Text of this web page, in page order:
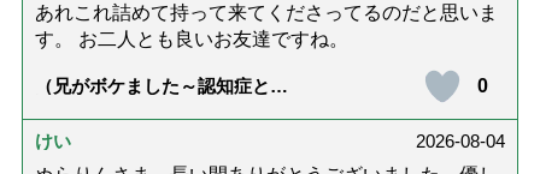
あれこれ詰めて持って来てくださってるのだと思いま
す。 お二人とも良いお友達ですね。
（兄がボケました～認知症と介
達』が届きました」）
0
けい
2026-08-04